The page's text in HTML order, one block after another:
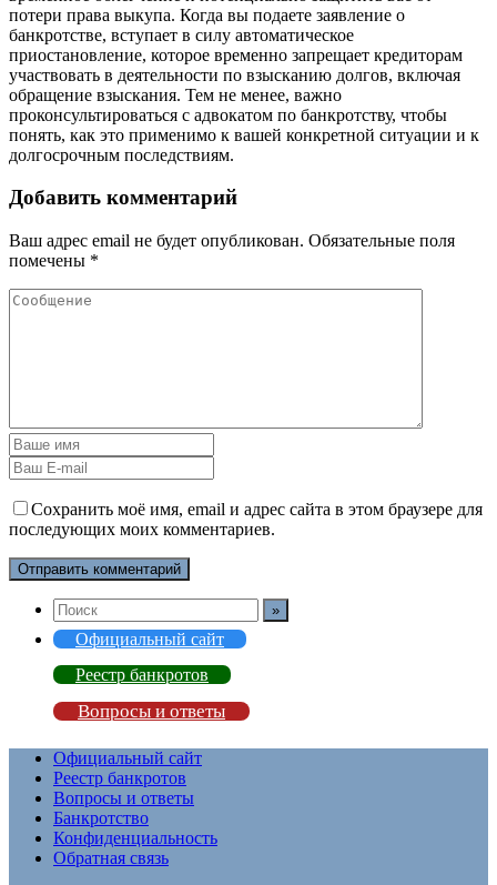
потери права выкупа. Когда вы подаете заявление о
банкротстве, вступает в силу автоматическое
приостановление, которое временно запрещает кредиторам
участвовать в деятельности по взысканию долгов, включая
обращение взыскания. Тем не менее, важно
проконсультироваться с адвокатом по банкротству, чтобы
понять, как это применимо к вашей конкретной ситуации и к
долгосрочным последствиям.
Добавить комментарий
Ваш адрес email не будет опубликован. Обязательные поля
помечены *
Сохранить моё имя, email и адрес сайта в этом браузере для
последующих моих комментариев.
Официальный сайт
Реестр банкротов
Вопросы и ответы
Официальный сайт
Реестр банкротов
Вопросы и ответы
Банкротство
Конфиденциальность
Обратная связь